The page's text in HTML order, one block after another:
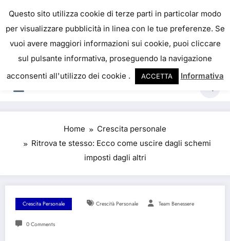
content
IL PORTALE DEL BENESSERE
La salute è come il denaro, non abbiamo mai una
vera idea del suo valore fino a quando la
perdiamo. Josh Billings
Home
Crescita personale
Ritrova te stesso: Ecco come uscire dagli schemi
imposti dagli altri
Crescita Personale Crescità Personale Team Benessere
0 Comments
Questo sito utilizza cookie di terze parti in particolar modo
per visualizzare pubblicità in linea con le tue preferenze. Se
vuoi avere maggiori informazioni sui cookie, puoi cliccare
sul pulsante informativa, proseguendo la navigazione
acconsenti all'utilizzo dei cookie .
ACCETTA Informativa